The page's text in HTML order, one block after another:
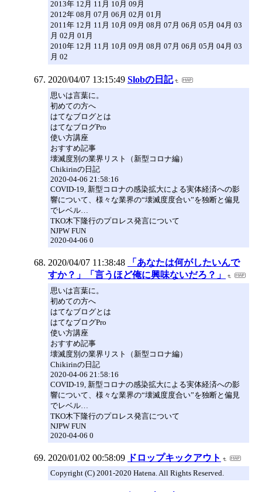
2013年 12月 11月 10月 09月
2012年 08月 07月 06月 02月 01月
2011年 12月 11月 10月 09月 08月 07月 06月 05月 04月 03
月 02月 01月
2010年 12月 11月 10月 09月 08月 07月 06月 05月 04月 03
月 02
2020/04/07 13:15:49 Slobの日記
思いは言葉に。
初めての方へ
はてなブログとは
はてなブログPro
使い方講座
おすすめ記事
壊滅度別の業界リスト（新型コロナ編）
Chikirinの日記
2020-04-06 21:58:16
COVID-19, 新型コロナの感染拡大による実体経済への影
響について、様々な業界の“壊滅度度合い”を独断と偏見
でレベル…
TKO木下隆行のプロレス発言について
NJPW FUN
2020-04-06 0
2020/04/07 11:38:48
「あなたは何がしたいんで
すか？」「言うほど俺に興味ないだろ？」
思いは言葉に。
初めての方へ
はてなブログとは
はてなブログPro
使い方講座
おすすめ記事
壊滅度別の業界リスト（新型コロナ編）
Chikirinの日記
2020-04-06 21:58:16
COVID-19, 新型コロナの感染拡大による実体経済への影
響について、様々な業界の“壊滅度度合い”を独断と偏見
でレベル…
TKO木下隆行のプロレス発言について
NJPW FUN
2020-04-06 0
2020/01/02 00:58:09 ドロップキックアウト
Copyright (C) 2001-2020 Hatena. All Rights Reserved.